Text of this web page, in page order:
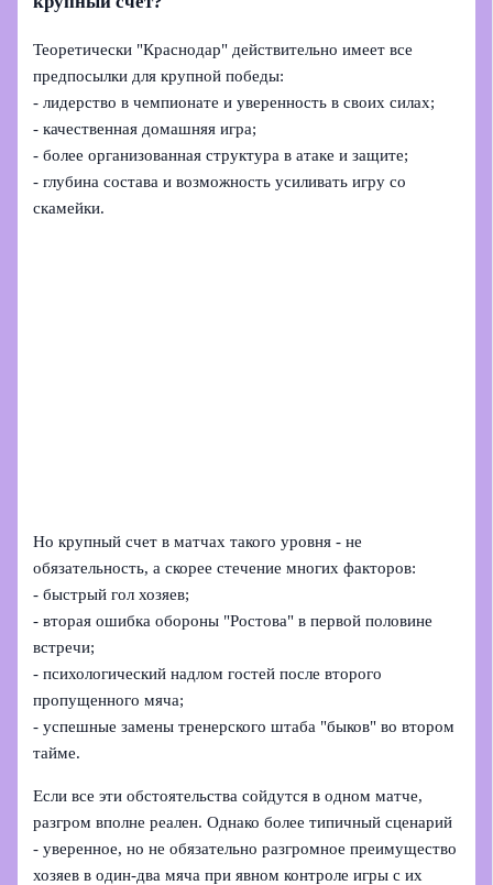
Теоретически "Краснодар" действительно имеет все
предпосылки для крупной победы:
- лидерство в чемпионате и уверенность в своих силах;
- качественная домашняя игра;
- более организованная структура в атаке и защите;
- глубина состава и возможность усиливать игру со
скамейки.
Но крупный счет в матчах такого уровня - не
обязательность, а скорее стечение многих факторов:
- быстрый гол хозяев;
- вторая ошибка обороны "Ростова" в первой половине
встречи;
- психологический надлом гостей после второго
пропущенного мяча;
- успешные замены тренерского штаба "быков" во втором
тайме.
Если все эти обстоятельства сойдутся в одном матче,
разгром вполне реален. Однако более типичный сценарий
- уверенное, но не обязательно разгромное преимущество
хозяев в один-два мяча при явном контроле игры с их